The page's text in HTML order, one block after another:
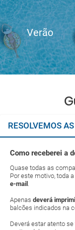
Verão
RESOLVEMOS
Como receberei a
Quase todas as
Por este motivo, toda
e-mail .
Apenas deverá
balcões indicados na
Deverá estar atento